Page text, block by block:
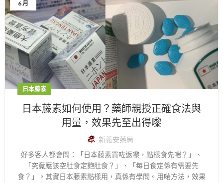
6 月
日本藤素
日本藤素如何使用？藥師親授正確食法與
用量，效果先至出得嚟
新義安藥局
好多客人都會問：「日本藤素買咗返嚟，點樣食先啱？」、
「究竟應該空肚食定飽肚食？」、「每日食定係有需要先
食？」。其實日本藤素點樣用，真係有學問。用啱方法，效果